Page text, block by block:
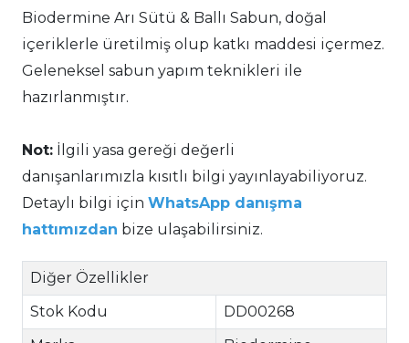
Biodermine Arı Sütü & Ballı Sabun, doğal
içeriklerle üretilmiş olup katkı maddesi içermez.
Geleneksel sabun yapım teknikleri ile
hazırlanmıştır.
Not: İlgili yasa gereği değerli
danışanlarımızla kısıtlı bilgi yayınlayabiliyoruz.
Detaylı bilgi için WhatsApp danışma
hattımızdan bize ulaşabilirsiniz.
Diğer Özellikler
Stok Kodu
DD00268